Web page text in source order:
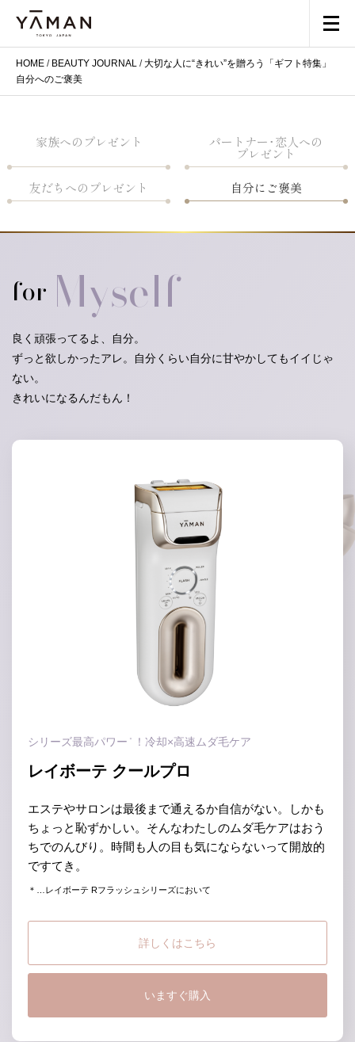
HOME / BEAUTY JOURNAL /大切な人に“きれい”を贈ろう「ギフト特集」
自分へのご褒美
家族へのプレゼント パートナー･恋人への
プレゼント
友だちへのプレゼント 自分にご褒美
for Myself
良く頑張ってるよ、自分。
ずっと欲しかったアレ。自分くらい自分に甘やかしてもイイじゃ
ない。
きれいになるんだもん！
シリーズ最高パワー ＊ ！冷却×高速ムダ毛ケア
レイボーテ クールプロ
エステやサロンは最後まで通えるか自信がない。しかも
ちょっと恥ずかしい。そんなわたしのムダ毛ケアはおう
ちでのんびり。時間も人の目も気にならないって開放的
ですてき。
＊…レイボーテ Rフラッシュシリーズにおいて
詳しくはこちら
いますぐ購入